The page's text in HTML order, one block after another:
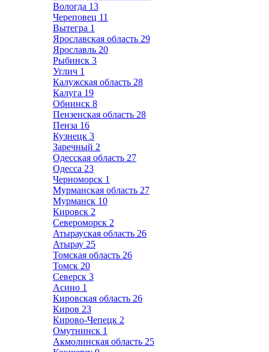
Вологда 13
Череповец 11
Вытегра 1
Ярославская область 29
Ярославль 20
Рыбинск 3
Углич 1
Калужская область 28
Калуга 19
Обнинск 8
Пензенская область 28
Пенза 16
Кузнецк 3
Заречный 2
Одесская область 27
Одесса 23
Черноморск 1
Мурманская область 27
Мурманск 10
Кировск 2
Североморск 2
Атырауская область 26
Атырау 25
Томская область 26
Томск 20
Северск 3
Асино 1
Кировская область 26
Киров 23
Кирово-Чепецк 2
Омутнинск 1
Акмолинская область 25